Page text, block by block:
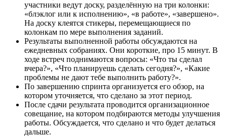
участники ведут доску, разделённую на три колонки:
«блэклог или к исполнению», «в работе», «завершено».
На доску клеятся стикеры, перемещающиеся по
колонкам по мере выполнения заданий.
Результаты выполненной работы обсуждаются на
ежедневных собраниях. Они короткие, про 15 минут. В
ходе встреч поднимаются вопросы: «Что ты сделал
вчера?», «Что планируешь сделать сегодня?», «Какие
проблемы не дают тебе выполнить работу?».
По завершению спринта организуется его обзор, на
котором уточняется, что сделано за этот период.
После сдачи результата проводится организационное
совещание, на котором подбираются методы улучшения
работы. Обсуждается, что сделано и что будет делаться
дальше.